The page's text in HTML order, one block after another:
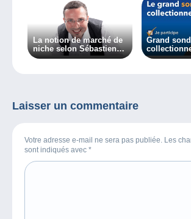
La notion de marché de
niche selon Sébastien
Delcampe…
Grand
Donnez-
Laisser un commentaire
Votre adresse e-mail ne sera pas publiée. Les
sont indiqués avec *